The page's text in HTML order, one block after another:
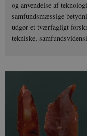
og anvendelse af
samfundsmæssige
udgør et tværfagligt
tekniske,